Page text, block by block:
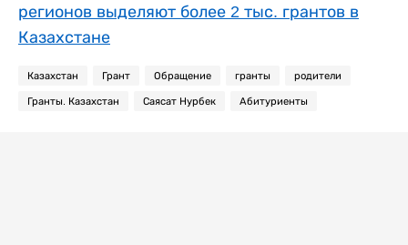
регионов выделяют более 2 тыс. грантов в
Казахстане
Казахстан Грант Обращение гранты родители
Гранты. Казахстан Саясат Нурбек Абитуриенты